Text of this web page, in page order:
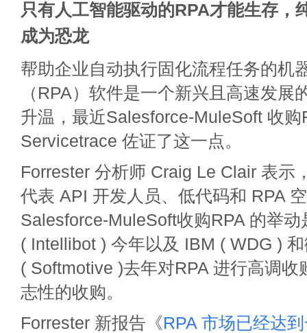
只有人工智能驱动的RPA才能生存，
成为恐龙
帮助企业自动执行固化流程任务的机
（RPA）软件是一个新兴且高速发展
升温，最近Salesforce-MuleSoft 收购
Servicetrace 佐证了这一点。
Forrester 分析师 Craig Le Clair 表示
代表 API 开发人员、低代码和 RPA
Salesforce-MuleSoft收购RPA 的举
( Intellibot ) 今年以及 IBM ( WDG )
( Softmotive )去年对RPA 进行高调收
志性的收购。
Forrester 新报告《RPA 市场已经达